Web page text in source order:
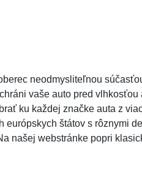
neodmysliteľnou
vaše auto pred
ku každej značke auta z
štátov s rôznymi
našej webstránke popri